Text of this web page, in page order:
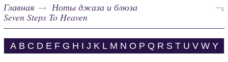
Главная
Ноты джаза и блюза
Seven Steps To Heaven
A B C D E F G H I J K L M N O P Q R S T U V W Y